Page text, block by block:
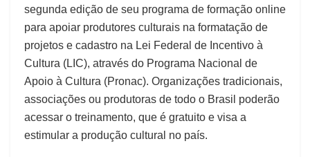
segunda edição de seu programa de formação online
para apoiar produtores culturais na formatação de
projetos e cadastro na Lei Federal de Incentivo à
Cultura (LIC), através do Programa Nacional de
Apoio à Cultura (Pronac). Organizações tradicionais,
associações ou produtoras de todo o Brasil poderão
acessar o treinamento, que é gratuito e visa a
estimular a produção cultural no país.